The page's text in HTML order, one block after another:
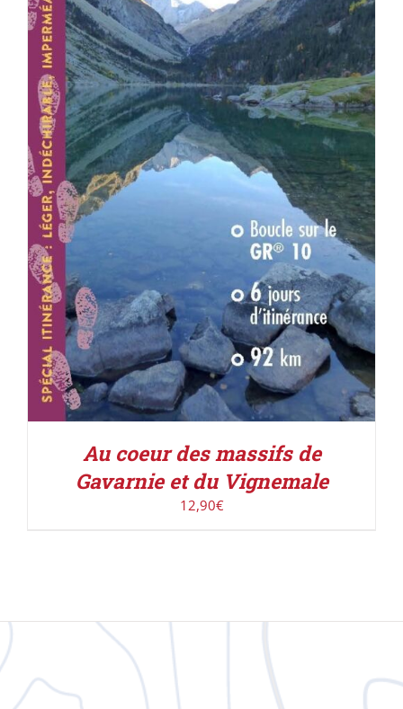
AJOUTER AU PANIER / DÉTAILS
Au coeur des massifs de
Gavarnie et du Vignemale
12,90€